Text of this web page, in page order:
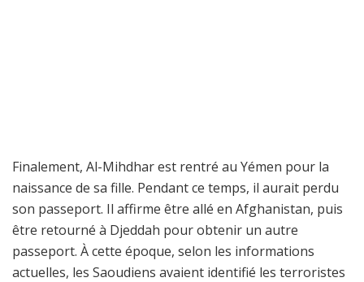
Finalement, Al-Mihdhar est rentré au Yémen pour la
naissance de sa fille. Pendant ce temps, il aurait perdu
son passeport. Il affirme être allé en Afghanistan, puis
être retourné à Djeddah pour obtenir un autre
passeport. À cette époque, selon les informations
actuelles, les Saoudiens avaient identifié les terroristes